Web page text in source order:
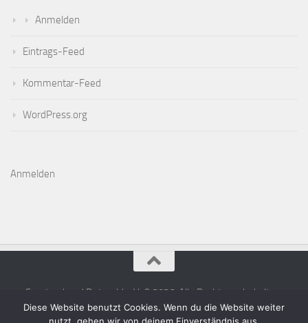
Anmelden
Eintrags-Feed
Kommentar-Feed
WordPress.org
Anmelden
Sportverband Detmold e.V. © 2026. Alle Rechte vorbehalten.
Diese Website benutzt Cookies. Wenn du die Website weiter